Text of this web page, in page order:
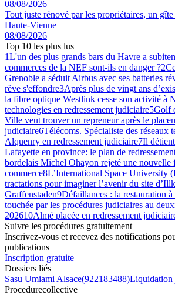
08/08/2026
Tout juste rénové par les propriétaires, un
Haute-Vienne
08/08/2026
Top 10 les plus lus
1L'un des plus grands bars du Havre a
commerces de la NEF sont-ils en danger ?2
Grenoble a séduit Airbus avec ses batteries
rêve s'effondre3Après plus de vingt ans
la fibre optique Westlink cesse son activité à
technologies en redressement judiciaire5Golf
Ville veut trouver un repreneur après le
judiciaire6Télécoms. Spécialiste des réseaux
Alquenry en redressement judiciaire7Il
Lafayette en province: le plan de
bordelais Michel Ohayon rejeté une nouvelle
commerce8L’International Space University
tractations pour imaginer l’avenir du site
Graffenstaden9Défaillances : la restauration à
touchée par les procédures judiciaires au
202610Almé placée en redressement
Suivre les procédures gratuitement
Inscrivez-vous et recevez des notifications
publications
Inscription gratuite
Dossiers liés
Sasu Umiami Alsace(922183488)Liquidation
Procedurecollective